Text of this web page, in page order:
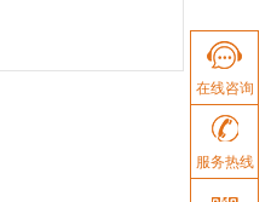
在线咨询
咨询热线
在线咨询
服务热线